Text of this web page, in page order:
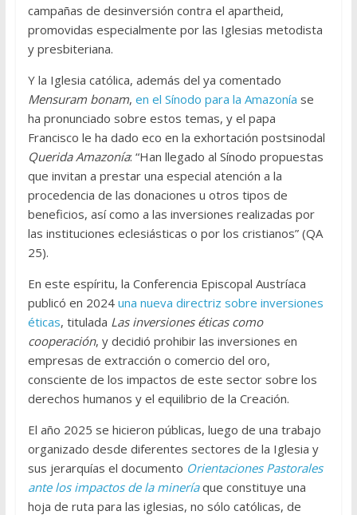
campañas de desinversión contra el apartheid,
promovidas especialmente por las Iglesias metodista
y presbiteriana.
Y la Iglesia católica, además del ya comentado
Mensuram bonam, en el Sínodo para la Amazonía se
ha pronunciado sobre estos temas, y el papa
Francisco le ha dado eco en la exhortación postsinodal
Querida Amazonía: “Han llegado al Sínodo propuestas
que invitan a prestar una especial atención a la
procedencia de las donaciones u otros tipos de
beneficios, así como a las inversiones realizadas por
las instituciones eclesiásticas o por los cristianos” (QA
25).
En este espíritu, la Conferencia Episcopal Austríaca
publicó en 2024 una nueva directriz sobre inversiones
éticas, titulada Las inversiones éticas como
cooperación, y decidió prohibir las inversiones en
empresas de extracción o comercio del oro,
consciente de los impactos de este sector sobre los
derechos humanos y el equilibrio de la Creación.
El año 2025 se hicieron públicas, luego de una trabajo
organizado desde diferentes sectores de la Iglesia y
sus jerarquías el documento Orientaciones Pastorales
ante los impactos de la mineríaque constituye una
hoja de ruta para las iglesias, no sólo católicas, de